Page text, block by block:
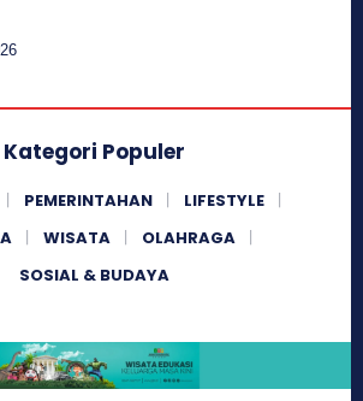
Kategori Populer
PEMERINTAHAN
LIFESTYLE
WISATA
OLAHRAGA
SOSIAL & BUDAYA